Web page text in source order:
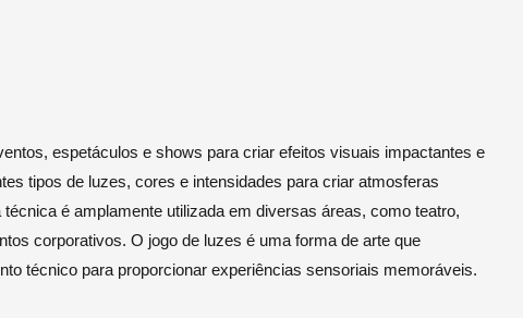
espetáculos e shows para criar efeitos visuais impactantes e
tipos de luzes, cores e intensidades para criar atmosferas
é amplamente utilizada em diversas áreas, como teatro,
corporativos. O jogo de luzes é uma forma de arte que
técnico para proporcionar experiências sensoriais memoráveis.